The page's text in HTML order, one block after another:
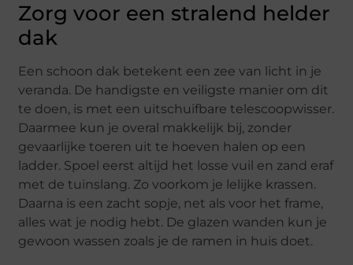
Zorg voor een stralend helder
dak
Een schoon dak betekent een zee van licht in je
veranda. De handigste en veiligste manier om dit
te doen, is met een uitschuifbare telescoopwisser.
Daarmee kun je overal makkelijk bij, zonder
gevaarlijke toeren uit te hoeven halen op een
ladder. Spoel eerst altijd het losse vuil en zand eraf
met de tuinslang. Zo voorkom je lelijke krassen.
Daarna is een zacht sopje, net als voor het frame,
alles wat je nodig hebt. De glazen wanden kun je
gewoon wassen zoals je de ramen in huis doet.